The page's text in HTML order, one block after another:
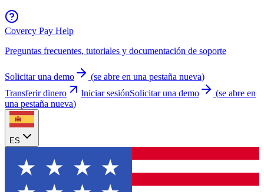
Covercy Pay Help
Preguntas frecuentes, tutoriales y documentación de soporte
Solicitar una demo (se abre en una pestaña nueva)
Transferir dinero
Iniciar sesiónSolicitar una demo (se abre en
una pestaña nueva)
ES